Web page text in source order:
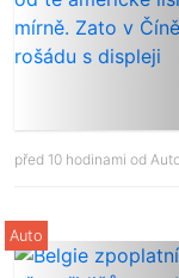
před 10 hodinami od
Auto